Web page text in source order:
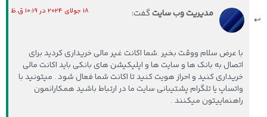
مدیریت وب سایتگفت: 18 جولای 2024 در 10:19 ق.ظ
با عرض سلام ووقت بخیر .شما اکانت غیر مالی خریداری کردید برای
اتصال به بانک ها و سایت ها و اپلیکیشن های بانکی باید اکانت مالی
خریداری کنید و احراز هویت کنید تا اکانت شما فعال شود . میتونید با
واتساپ یا تلگرام پشتیبانی سایت ما در ارتباط باشید همکارانمون
راهنماییتون میکنند .